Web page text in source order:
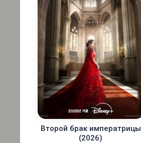
Второй брак императрицы
(2026)